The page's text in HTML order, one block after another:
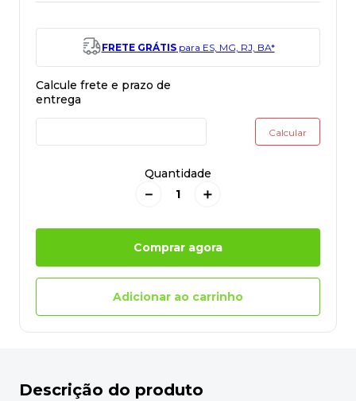
FRETE GRÁTISpara ES, MG, RJ, BA*
Quantidade
＋
－
Comprar agora
Adicionar ao carrinho
Descrição do produto